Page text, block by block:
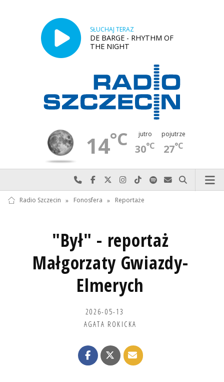
SŁUCHAJ TERAZ
DE BARGE - RHYTHM OF
THE NIGHT
14°C jutro
30°C
pojutrze
27°C
Najlepiej po prostu do nas zadzwoń
Odwiedź nas na Facebook-u
Odwiedź nas na X
Odwiedź nas na Instagram-ie
Odwiedź nas na TikTok-u
Szukaj nas na Spotify
Wyślij do nas
Szukaj
Radio Szczecin » Fonosfera » Reportaże
"Był" - reportaż
Małgorzaty Gwiazdy-
Elmerych
2026-05-13
AGATA ROKICKA